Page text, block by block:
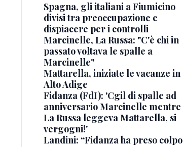
Spagna, gli italiani a Fiumicino
divisi tra preoccupazione e
dispiacere per i controlli
Marcinelle, La Russa: "C'è chi in
passato voltava le spalle a
Marcinelle"
Mattarella, iniziate le vacanze in
Alto Adige
Fidanza (FdI): 'Cgil di spalle ad
anniversario Marcinelle mentre
La Russa leggeva Mattarella, si
vergogni!'
Landini: “Fidanza ha preso colpo